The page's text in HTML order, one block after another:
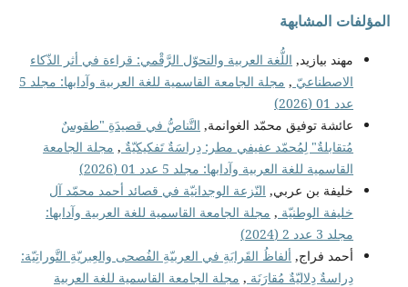
المؤلفات المشابهة
مهند بيازيد, اللُّغة العربية والتحوّل الرَّقْمي: قراءة في أثر الذّكاء
الاصطناعيّ ,
مجلة الجامعة القاسمية للغة العربية وآدابها: مجلد 5
عدد 01 (2026)
عائشة توفيق محمّد الغوانمة, التَّناصُّ في قصيدَةِ "طقوسٌ
مُتقابلةٌ" لِمُحمّد عفيفي مطر: دِراسَةٌ تَفكيكيّةٌ , مجلة الجامعة
القاسمية للغة العربية وآدابها: مجلد 5 عدد 01 (2026)
خليفة بن عربي, النّزعة الوجدانيّة في قصائد أحمد محمّد آل
خليفة الوطنيّة , مجلة الجامعة القاسمية للغة العربية وآدابها:
مجلد 3 عدد 2 (2024)
أحمد فراج, ألفاظُ القَرابَةِ في العربيّةِ الفُصحى والعِبريّةِ التَّوراتِيّة:
دِراسةٌ دِلاليّةٌ مُقارَنَة , مجلة الجامعة القاسمية للغة العربية